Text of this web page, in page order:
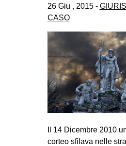
CINEMA
MANIFESTI
MUSICA
AMERICHE
26 Giu , 2015 -
CASO
Il 14 Dicembre 2010
corteo sfilava nelle